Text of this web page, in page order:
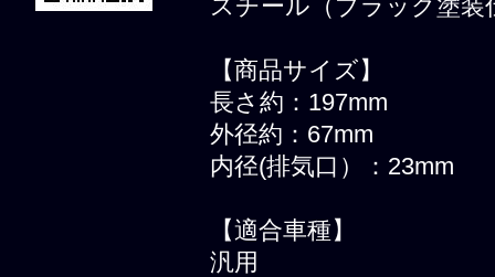
スチール（ブラック塗装
【商品サイズ】
長さ約：197mm
外径約：67mm
内径(排気口）：23mm
【適合車種】
汎用